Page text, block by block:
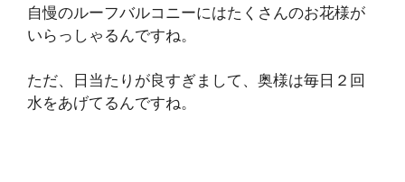
自慢のルーフバルコニーにはたくさんのお花様が
いらっしゃるんですね。
ただ、日当たりが良すぎまして、奥様は毎日２回
水をあげてるんですね。